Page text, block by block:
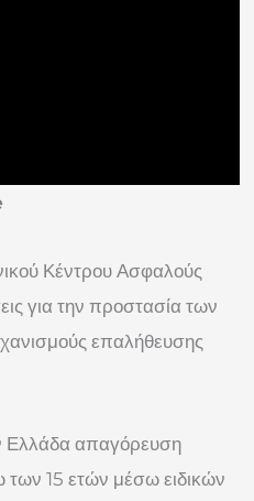
Κέντρου Ασφαλούς
για την προστασία των
επαλήθευσης
Ελλάδα απαγόρευση
των 15 ετών μέσω ειδικών